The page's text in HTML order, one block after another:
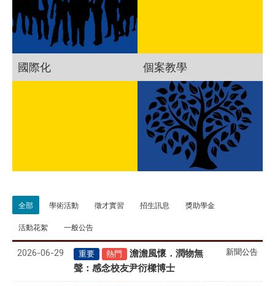
國際化 個案教學
全部 學術活動 徵才實習 招生訊息 獎助學金
活動花絮 一般公告
2026-06-29 重要 熱門
澹澹風懷．潤物無
聲 ： 感念校友尹衍樑博士
新聞公告